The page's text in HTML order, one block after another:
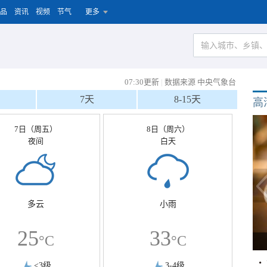
资讯 视频 节气 更多
07:30更新 | 数据来源 中央气象台
7天 8-15天
7日（周五）
夜间
多云
25°C
8日（周六）
白天
小雨
33°C
高